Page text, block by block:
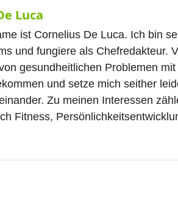
Luca
ist Cornelius De Luca. Ich bin
und fungiere als Chefredakteur.
gesundheitlichen Problemen
und setze mich seither
Zu meinen Interessen
Fitness,